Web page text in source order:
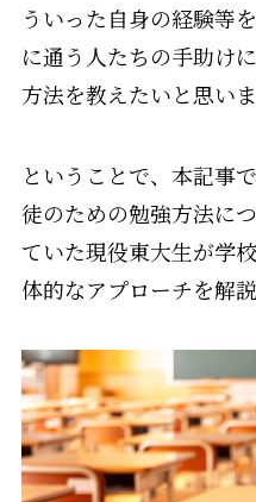
ういった自身の経験等
に通う人たちの手助け
方法を教えたいと思いま
ということで、本記事
徒のための勉強方法に
ていた現役東大生が学
体的なアプローチを解説